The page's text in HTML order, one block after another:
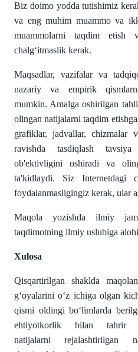
Biz doimo yodda tutishimiz
va eng muhim muammo va
muammolarni taqdim etish
chalgʻitmaslik kerak.
Maqsadlar, vazifalar va
nazariy va empirik
mumkin. Amalga oshirilgan
olingan natijalarni taqdim
grafiklar, jadvallar, chizmalar
ravishda tasdiqlash
ob'ektivligini oshiradi va
ta'kidlaydi. Siz Internetdagi
foydalanmasligingiz kerak, ular
Maqola yozishda ilmiy
taqdimotning ilmiy uslubiga
Xulosa
Qisqartirilgan shaklda
gʻoyalarini oʻz ichiga olgan
qismi oldingi boʻlimlarda
ehtiyotkorlik bilan tahrir
natijalarni rejalashtirilgan